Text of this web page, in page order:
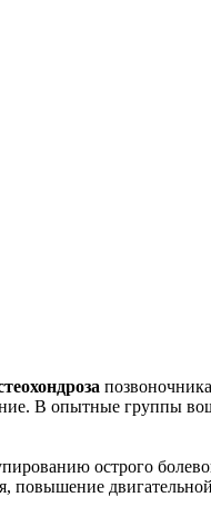
В опытные группы
острого